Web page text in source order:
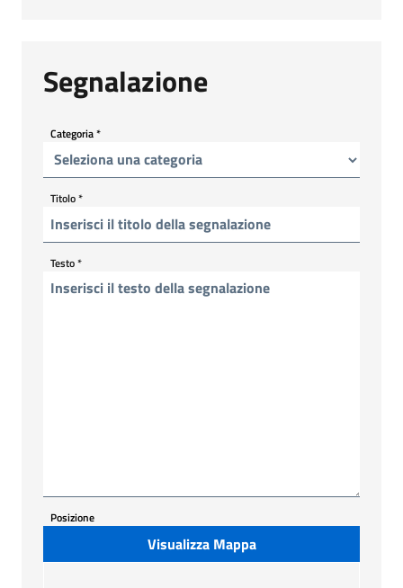
Segnalazione
Categoria*
Titolo*
Testo*
Posizione
Visualizza Mappa